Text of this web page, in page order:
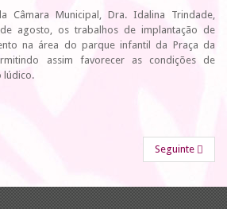
Câmara Municipal, Dra. Idalina Trindade,
agosto, os trabalhos de implantação de
na área do parque infantil da Praça da
assim favorecer as condições de
lúdico.
Seguinte